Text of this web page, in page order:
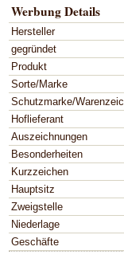
Werbung Details
Hersteller
gegründet
Produkt
Sorte/Marke
Schutzmarke/
Hoflieferant
Auszeichnungen
Besonderheiten
Kurzzeichen
Hauptsitz
Zweigstelle
Niederlage
Geschäfte